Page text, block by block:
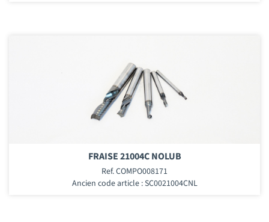
FRAISE 21004C NOLUB
Ref. COMPO008171
Ancien code article : SC0021004CNL